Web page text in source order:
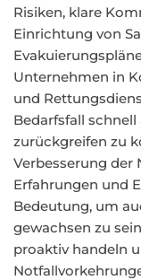
Risiken, klare
Einrichtung von
Unternehmen in
und
Bedarfsfall
zurückgreifen zu
Verbesserung der
Erfahrungen und
Bedeutung, um
gewachsen zu
proaktiv handeln